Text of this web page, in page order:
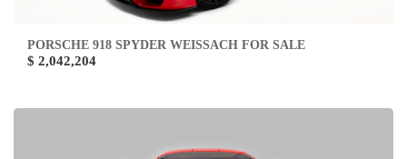
PORSCHE 918 SPYDER WEISSACH FOR SALE
$ 2,042,204